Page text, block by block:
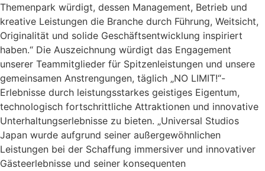
Themenpark würdigt, dessen Management, Betrieb und
kreative Leistungen die Branche durch Führung, Weitsicht,
Originalität und solide Geschäftsentwicklung inspiriert
haben.“ Die Auszeichnung würdigt das Engagement
unserer Teammitglieder für Spitzenleistungen und unsere
gemeinsamen Anstrengungen, täglich „NO LIMIT!“-
Erlebnisse durch leistungsstarkes geistiges Eigentum,
technologisch fortschrittliche Attraktionen und innovative
Unterhaltungserlebnisse zu bieten. „Universal Studios
Japan wurde aufgrund seiner außergewöhnlichen
Leistungen bei der Schaffung immersiver und innovativer
Gästeerlebnisse und seiner konsequenten